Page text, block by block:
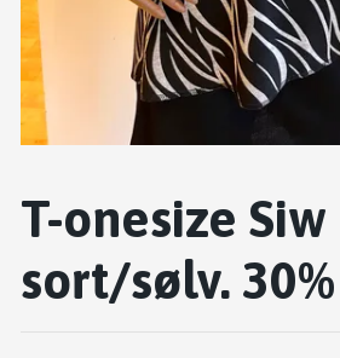
T-onesize Siw
sort/sølv. 30%